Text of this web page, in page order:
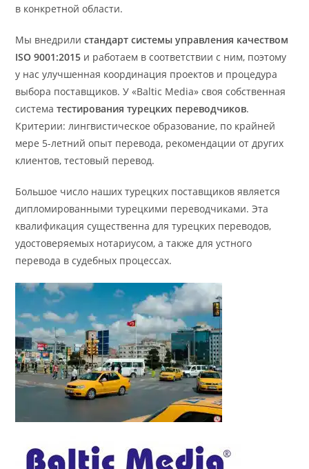
в конкретной области.
Мы внедрилистандарт системы управления качеством
ISO 9001:2015 и работаем в соответствии с ним, поэтому
у нас улучшенная координация проектов и процедура
выбора поставщиков. У «Baltic Media» своя собственная
систематестированиятурецких переводчиков.
Критерии: лингвистическое образование, по крайней
мере 5-летний опыт перевода, рекомендации от других
клиентов, тестовый перевод.
Большое число наших турецких поставщиков является
дипломированными турецкими переводчиками. Эта
квалификация существенна для турецких переводов,
удостоверяемых нотариусом, а также для устного
перевода в судебных процессах.